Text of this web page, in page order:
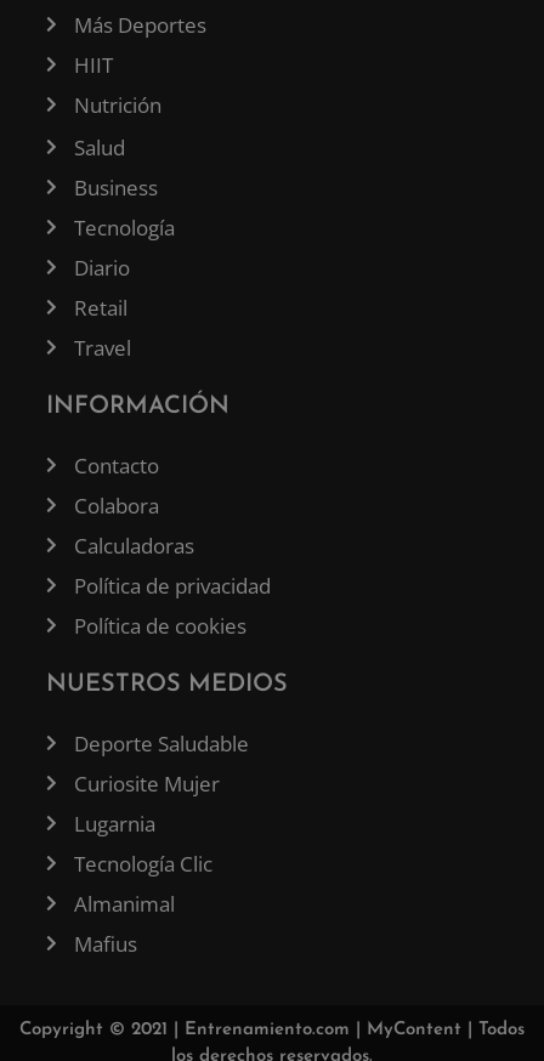
Más Deportes
HIIT
Nutrición
Salud
Business
Tecnología
Diario
Retail
Travel
INFORMACIÓN
Contacto
Colabora
Calculadoras
Política de privacidad
Política de cookies
NUESTROS MEDIOS
Deporte Saludable
Curiosite Mujer
Lugarnia
Tecnología Clic
Almanimal
Mafius
Copyright © 2021 | Entrenamiento.com MyContent | Todos
los derechos reservados.